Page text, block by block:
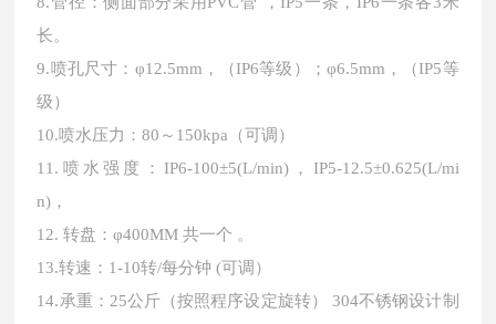
长。
9.喷孔尺寸：φ12.5mm，（IP6等级）；φ6.5mm，（IP5等
级）
10.喷水压力：80～150kpa（可调）
11.喷水强度：IP6-100±5(L/min)，IP5-12.5±0.625(L/mi
n)，
12. 转盘：φ400MM 共一个 。
13.转速：1-10转/每分钟 (可调）
14.承重：25公斤（按照程序设定旋转） 304不锈钢设计制